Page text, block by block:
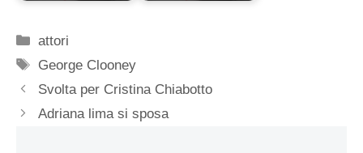
Categorie
attori
Tag
George Clooney
Svolta per Cristina Chiabotto
Adriana lima si sposa